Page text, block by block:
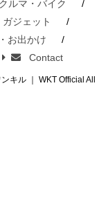
クルマ・バイク
ガジェット
お出かけ
Contact
キル ｜ WKT Official All